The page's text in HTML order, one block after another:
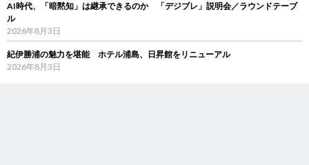
AI時代、「暗黙知」は継承できるのか 「デジブレ」説明会／ラウンドテーブ
ル
2026年8月3日
紀伊勝浦の魅力を堪能 ホテル浦島、日昇館をリニューアル
2026年8月3日